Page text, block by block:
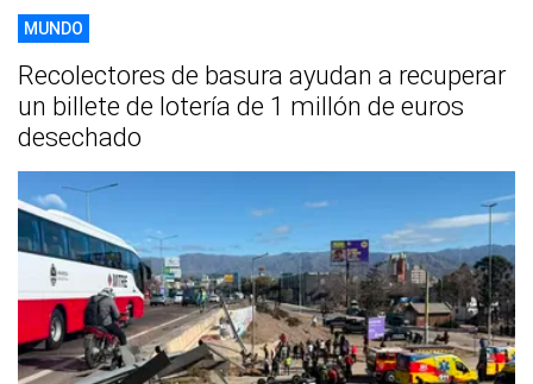
MUNDO
Recolectores de basura ayudan a recuperar
un billete de lotería de 1 millón de euros
desechado